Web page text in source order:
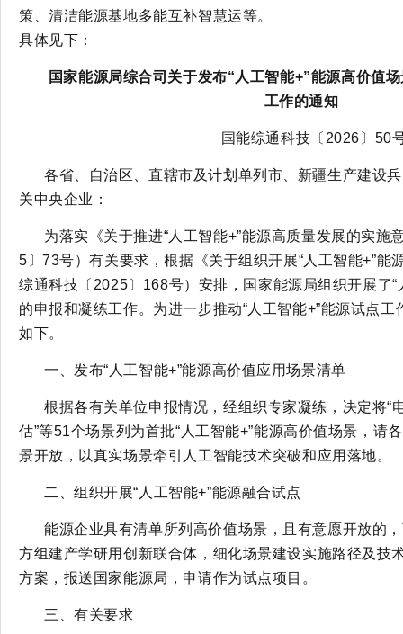
策、清洁能源基地多能互补智慧运等。
具体见下：
国家能源局综合司关于发布“人工智能+”能源高价值
工作的通知
国能综通科技〔2026〕50
各省、自治区、直辖市及计划单列市、新疆生产建设
关中央企业：
为落实《关于推进“人工智能+”能源高质量发展的实施
5〕73号）有关要求，根据《关于组织开展“人工智能+”能
综通科技〔2025〕168号）安排，国家能源局组织开展了“
的申报和凝练工作。为进一步推动“人工智能+”能源试点
如下。
一、发布“人工智能+”能源高价值应用场景清单
根据各有关单位申报情况，经组织专家凝练，决定将“
估”等51个场景列为首批“人工智能+”能源高价值场景，请
景开放，以真实场景牵引人工智能技术突破和应用落地。
二、组织开展“人工智能+”能源融合试点
能源企业具有清单所列高价值场景，且有意愿开放的
方组建产学研用创新联合体，细化场景建设实施路径及技
方案，报送国家能源局，申请作为试点项目。
三、有关要求